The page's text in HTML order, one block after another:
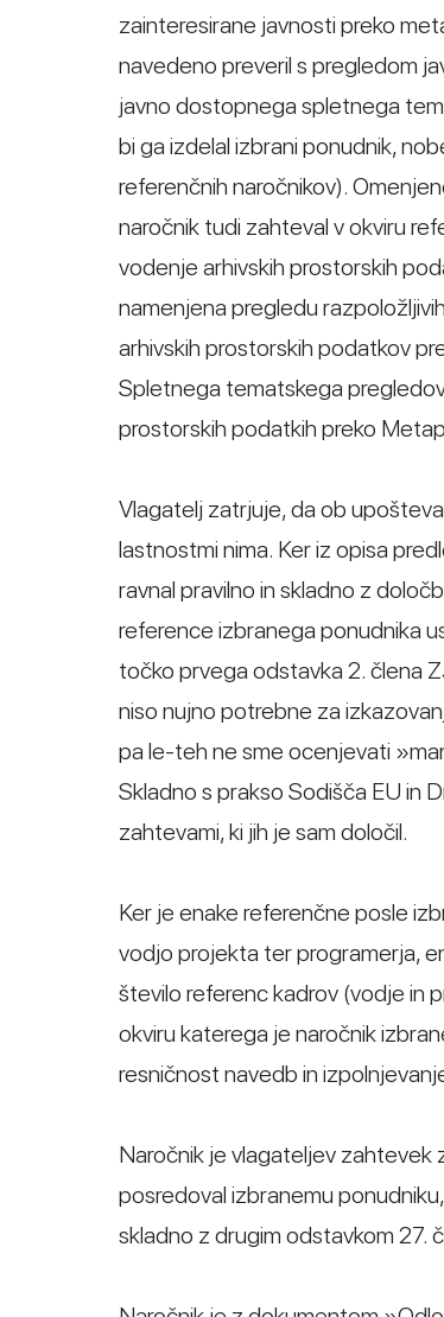
zainteresirane javnosti preko
navedeno preveril s pregledom
javno dostopnega spletnega
bi ga izdelal izbrani ponudnik,
referenčnih naročnikov).
naročnik tudi zahteval v okviru
vodenje arhivskih prostorskih
namenjena pregledu
arhivskih prostorskih podatkov
Spletnega tematskega
prostorskih podatkih preko
Vlagatelj zatrjuje, da ob
lastnostmi nima. Ker iz opisa
ravnal pravilno in skladno z
reference izbranega ponudnika
točko prvega odstavka 2. člena
niso nujno potrebne za
pa le-teh ne sme ocenjevati
Skladno s prakso Sodišča EU in
zahtevami, ki jih je sam določil.
Ker je enake referenčne posle
vodjo projekta ter programerja,
število referenc kadrov (vodje in
okviru katerega je naročnik
resničnost navedb in
Naročnik je vlagateljev zahtevek
posredoval izbranemu
skladno z drugim odstavkom 27.